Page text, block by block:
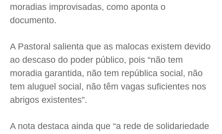
Quem Somos
Contato
Termos de Uso
Quem Somos
Contato
Termos de Uso
Quem Somos
Contato
Termos de Uso
Quem Somos
Contato
Termos de Uso
moradias improvisadas, como aponta o
documento.
A Pastoral salienta que as malocas existem devido
ao descaso do poder público, pois “não tem
moradia garantida, não tem república social, não
tem aluguel social, não têm vagas suficientes nos
abrigos existentes”.
A nota destaca ainda que “a rede de solidariedade